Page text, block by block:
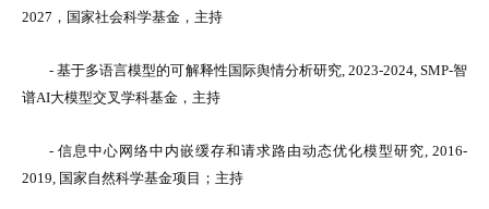
2027，国家社会科学基金，主持
- 基于多语言模型的可解释性国际舆情分析研究, 2023-2024, SMP-智
谱AI大模型交叉学科基金，主持
- 信息中心网络中内嵌缓存和请求路由动态优化模型研究, 2016-
2019, 国家自然科学基金项目；主持